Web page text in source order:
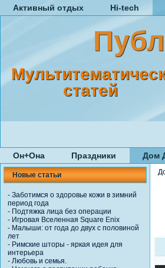
Активный отдых Hi-tech
статей
Он+Она Праздники Дом
Новые статьи
- Заботимся о здоровье кожи в зимний
период года
- Подтяжка лица без операции
- Игровая Вселенная Square Enix
- Малыши: от года до двух с половиной
лет
- Римские шторы - яркая идея для
интерьера
- Любовь и семья.